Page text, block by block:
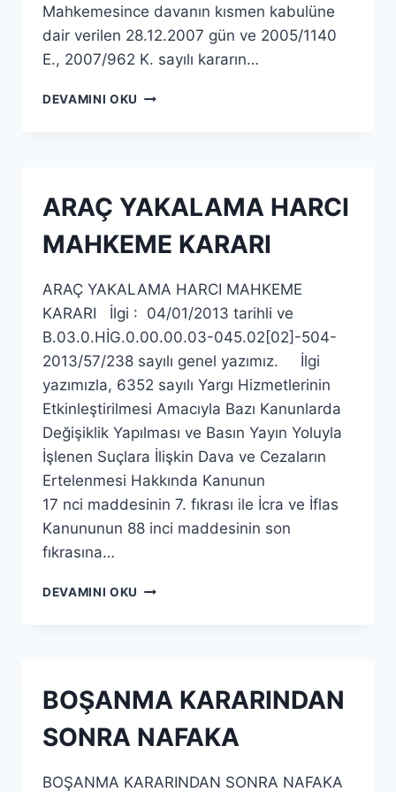
Mahkemesince davanın kısmen kabulüne
dair verilen 28.12.2007 gün ve 2005/1140
E., 2007/962 K. sayılı kararın…
DEVAMINI OKU
ARAÇ YAKALAMA HARCI
MAHKEME KARARI
ARAÇ YAKALAMA HARCI MAHKEME
KARARI İlgi : 04/01/2013 tarihli ve
B.03.0.HİG.0.00.00.03-045.02[02]-504-
2013/57/238 sayılı genel yazımız. İlgi
yazımızla, 6352 sayılı Yargı Hizmetlerinin
Etkinleştirilmesi Amacıyla Bazı Kanunlarda
Değişiklik Yapılması ve Basın Yayın Yoluyla
İşlenen Suçlara İlişkin Dava ve Cezaların
Ertelenmesi Hakkında Kanunun
17 nci maddesinin 7. fıkrası ile İcra ve İflas
Kanununun 88 inci maddesinin son
fıkrasına…
DEVAMINI OKU
BOŞANMA KARARINDAN
SONRA NAFAKA
BOŞANMA KARARINDAN SONRA NAFAKA